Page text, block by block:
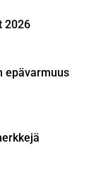
2026
epävarmuus